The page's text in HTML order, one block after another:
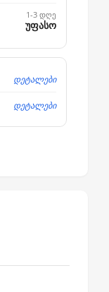
1-3 დღე
უფასო
დეტალები
დეტალები